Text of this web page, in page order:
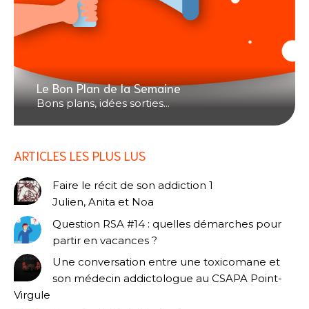
Le Bon Plan de la Semaine
Bons plans, idées sorties...
ARTICLES LES PLUS LUS
Faire le récit de son addiction 1
Julien, Anita et Noa
Question RSA #14 : quelles démarches pour
partir en vacances ?
Une conversation entre une toxicomane et
son médecin addictologue au CSAPA Point-
Virgule